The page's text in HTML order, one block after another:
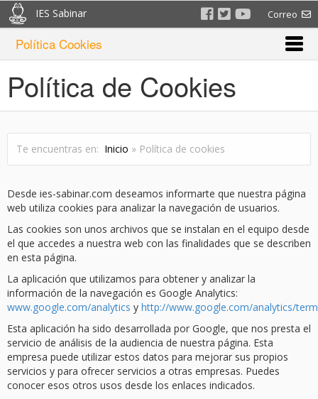
IES Sabinar Correo
Política Cookies
Política de Cookies
Te encuentras en: Inicio » Política de cookies
Desde ies-sabinar.com deseamos informarte que nuestra página
web utiliza cookies para analizar la navegación de usuarios.
Las cookies son unos archivos que se instalan en el equipo desde
el que accedes a nuestra web con las finalidades que se describen
en esta página.
La aplicación que utilizamos para obtener y analizar la
información de la navegación es Google Analytics:
www.google.com/analytics y http://www.google.com/analytics/
Esta aplicación ha sido desarrollada por Google, que nos presta el
servicio de análisis de la audiencia de nuestra página. Esta
empresa puede utilizar estos datos para mejorar sus propios
servicios y para ofrecer servicios a otras empresas. Puedes
conocer esos otros usos desde los enlaces indicados.